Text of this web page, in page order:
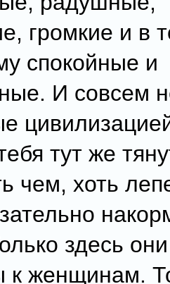
громкие и в
спокойные и
И совсем
тут же
чем, хоть
здесь они
к женщинам.